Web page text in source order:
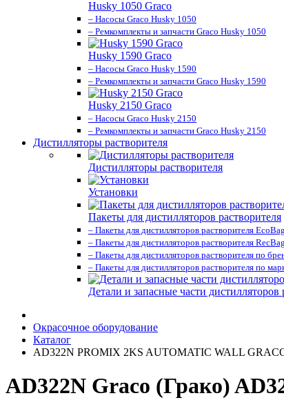
Husky 1050 Graco
– Насосы Graco Husky 1050
– Ремкомплекты и запчасти Graco Husky 1050
Husky 1590 Graco
– Насосы Graco Husky 1590
– Ремкомплекты и запчасти Graco Husky 1590
Husky 2150 Graco
– Насосы Graco Husky 2150
– Ремкомплекты и запчасти Graco Husky 2150
Дистилляторы растворителя
Дистилляторы растворителя
Установки
Пакеты для дистилляторов растворителя
– Пакеты для дистилляторов растворителя EcoBag
– Пакеты для дистилляторов растворителя RecBag
– Пакеты для дистилляторов растворителя по
– Пакеты для дистилляторов растворителя по
Детали и запасные части дистилляторов
Окрасочное оборудование
Каталог
AD322N PROMIX 2KS AUTOMATIC WALL
AD322N Graco (Грако)